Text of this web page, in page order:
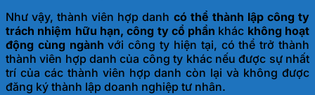
Như vậy, thành viên hợp danh có thể thành lập công ty
trách nhiệm hữu hạn, công ty cổ phần khác không hoạt
động cùng ngành với công ty hiện tại, có thể trở thành
thành viên hợp danh của công ty khác nếu được sự nhất
trí của các thành viên hợp danh còn lại và không được
đăng ký thành lập doanh nghiệp tư nhân.